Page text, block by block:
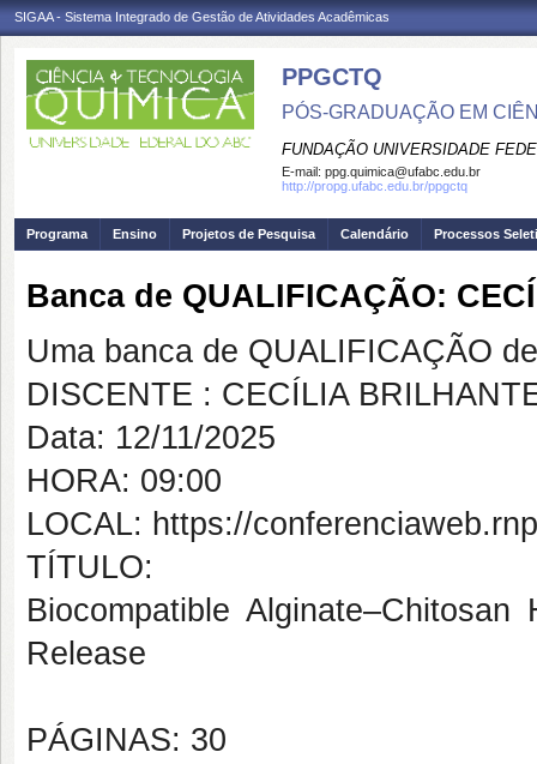
SIGAA - Sistema Integrado de Gestão de Atividades Acadêmicas
PPGCTQ
PÓS-GRADUAÇÃO EM
FUNDAÇÃO UNIVERSIDADE
E-mail: ppg.quimica@ufabc.edu.br
http://propg.ufabc.edu.br/ppgctq
Programa Ensino Projetos de Pesquisa Calendário Processos
Banca de QUALIFICAÇÃO:
Uma banca de QUALIFICAÇÃO
DISCENTE : CECÍLIA
Data: 12/11/2025
HORA: 09:00
LOCAL: https://
TÍTULO:
Biocompatible
Release
PÁGINAS: 30